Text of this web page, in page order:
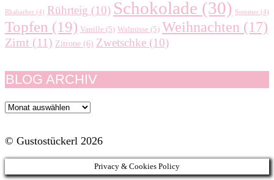
Rhabarber (4) Rührteig (10) Schokolade (30) Sommer (4)
Topfen (19) Vanille (5) Walnüsse (5) Weihnachten (17)
Zimt (11) Zitrone (6) Zwetschke (10)
BLOG ARCHIV
Blog
© Gustostückerl 2026
Privacy & Cookies Policy